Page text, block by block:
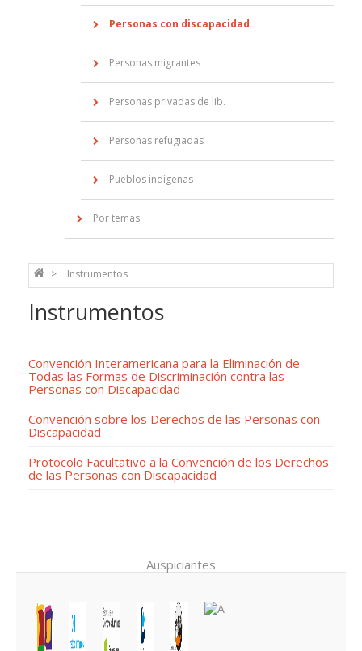
Personas con discapacidad
Personas migrantes
Personas privadas de lib.
Personas refugiadas
Pueblos indígenas
Por temas
Instrumentos
Instrumentos
Convención Interamericana para la Eliminación de
Todas las Formas de Discriminación contra las
Personas con Discapacidad
Convención sobre los Derechos de las Personas con
Discapacidad
Protocolo Facultativo a la Convención de los Derechos
de las Personas con Discapacidad
Auspiciantes